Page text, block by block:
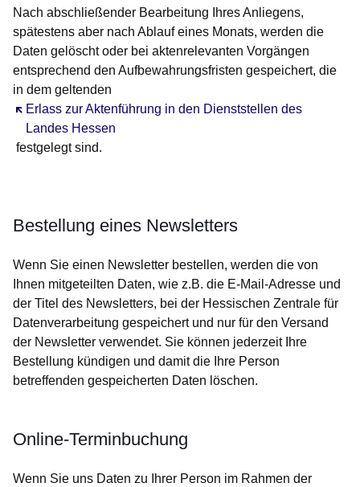
Nach abschließender Bearbeitung Ihres Anliegens,
spätestens aber nach Ablauf eines Monats, werden die
Daten gelöscht oder bei aktenrelevanten Vorgängen
entsprechend den Aufbewahrungsfristen gespeichert, die
in dem geltenden
Erlass zur Aktenführung in den Dienststellen des
Landes Hessen
Öffnet sich in einem neuen Fenster
festgelegt sind.
Bestellung eines Newsletters
Wenn Sie einen Newsletter bestellen, werden die von
Ihnen mitgeteilten Daten, wie z.B. die E-Mail-Adresse und
der Titel des Newsletters, bei der Hessischen Zentrale für
Datenverarbeitung gespeichert und nur für den Versand
der Newsletter verwendet. Sie können jederzeit Ihre
Bestellung kündigen und damit die Ihre Person
betreffenden gespeicherten Daten löschen.
Online-Terminbuchung
Wenn Sie uns Daten zu Ihrer Person im Rahmen der